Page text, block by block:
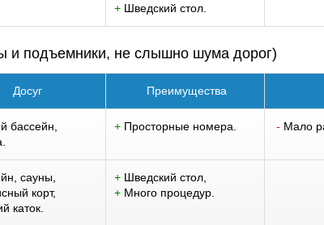
+ Шведский стол.
и подъемники, не слышно шума дорог)
Досуг Преимущества
бассейн,
+ Просторные номера. - Мало
сауны,
корт,
каток.
+ Шведский стол,
+ Много процедур.